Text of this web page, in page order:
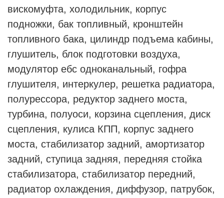
вискомуфта, холодильник, корпус
подножки, бак топливный, кронштейн
топливного бака, цилиндр подъема кабины,
глушитель, блок подготовки воздуха,
модулятор ебс одноканальный, гофра
глушителя, интеркулер, решетка радиатора,
полурессора, редуктор заднего моста,
турбина, полуоси, корзина сцепления, диск
сцепления, кулиса КПП, корпус заднего
моста, стабилизатор задний, амортизатор
задний, ступица задняя, передняя стойка
стабилизатора, стабилизатор передний,
радиатор охлаждения, диффузор, патрубок,